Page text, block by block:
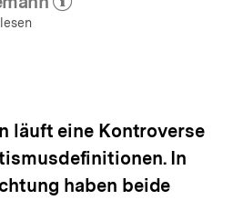
zum Autor)
läuft eine Kontroverse
In
haben beide